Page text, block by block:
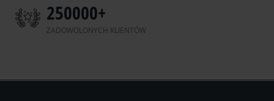
250000+
ZADOWOLONYCH KLIENTÓW